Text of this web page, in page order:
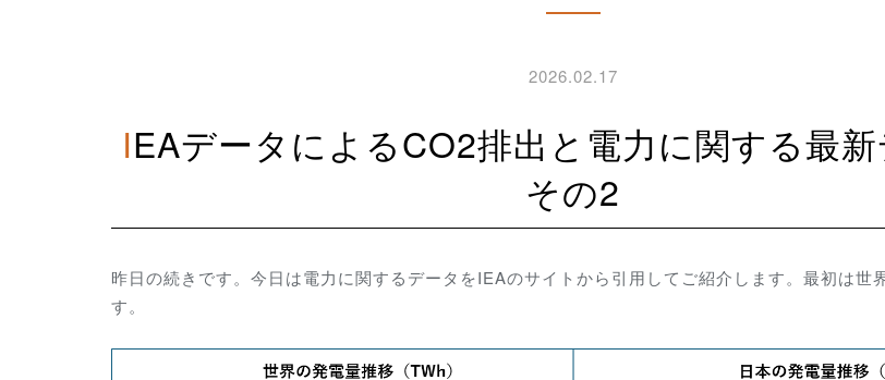
2026.02.17
IEAデータによるCO2排出と電力に関する最新データ
その2
昨日の続きです。今日は電力に関するデータをIEAのサイトから引用してご紹介します。最初は世
す。